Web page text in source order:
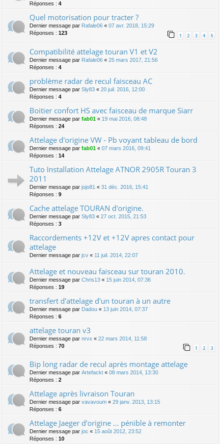
Réponses : 4
Quel motorisation pour tracter ?
Dernier message par Rafale06 « 07 avr. 2018, 15:29
Réponses : 123 1 2 3 4 5
Compatibilité attelage touran V1 et V2
Dernier message par Rafale06 « 25 mars 2017, 21:56
Réponses : 4
problème radar de recul faisceau AC
Dernier message par Sly83 « 20 juil. 2016, 12:00
Réponses : 4
Boitier confort HS avec faisceau de marque Siarr
Dernier message par fab01 « 19 mai 2016, 08:48
Réponses : 24
Attelage d'origine VW - Pb voyant tableau de bord
Dernier message par fab01 « 07 mars 2016, 09:41
Réponses : 14
Tuto Installation Attelage ATNOR 2905R Touran 3
2011
Dernier message par jojo81 « 31 déc. 2016, 15:41
Réponses : 9
Cache attelage TOURAN d'origine.
Dernier message par Sly83 « 27 oct. 2015, 21:53
Réponses : 3
Raccordements +12V et +12V apres contact pour
attelage
Dernier message par jcv « 11 juil. 2014, 22:07
Attelage et nouveau faisceau sur touran 2010.
Dernier message par Chris13 « 15 juin 2014, 07:36
Réponses : 19
transfert d'attelage d'un touran à un autre
Dernier message par Dadou « 13 juin 2014, 07:37
Réponses : 6
attelage touran v3
Dernier message par nrvx « 22 mars 2014, 11:58
Réponses : 70 1 2 3
Bip long radar de recul après montage attelage
Dernier message par Artefackt « 08 mars 2014, 13:30
Réponses : 2
Attelage après livraison Touran
Dernier message par vavavoum « 29 janv. 2013, 13:15
Réponses : 6
Attelage Jaeger d'origine ... pénible à remonter
Dernier message par joc « 15 août 2012, 23:52
Réponses : 10